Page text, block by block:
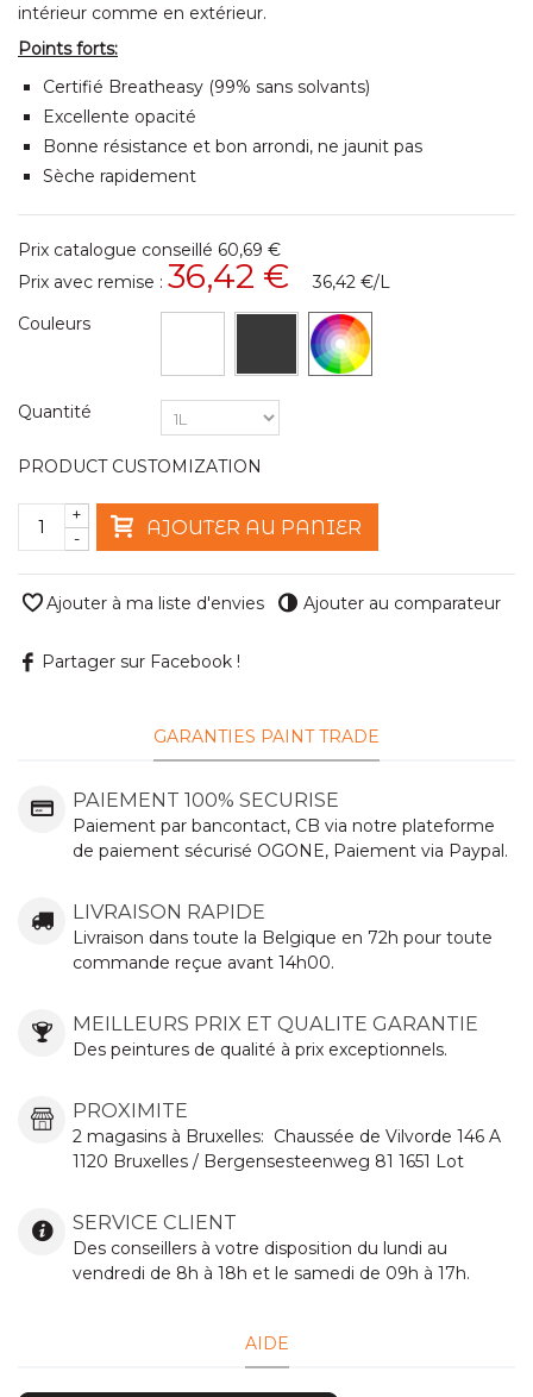
intérieur comme en extérieur.
Points forts:
Certifié Breatheasy (99% sans solvants)
Excellente opacité
Bonne résistance et bon arrondi, ne jaunit pas
Sèche rapidement
Prix catalogue conseillé 60,69 €
Prix avec remise : 36,42 € 36,42 €/L
Couleurs
Quantité
PRODUCT CUSTOMIZATION
-
+ AJOUTER AU PANIER
Ajouter à ma liste d'envies Ajouter au comparateur
Partager sur Facebook !
GARANTIES PAINT TRADE
PAIEMENT 100% SECURISE
Paiement par bancontact, CB via notre plateforme
de paiement sécurisé OGONE, Paiement via Paypal.
LIVRAISON RAPIDE
Livraison dans toute la Belgique en 72h pour toute
commande reçue avant 14h00.
MEILLEURS PRIX ET QUALITE GARANTIE
Des peintures de qualité à prix exceptionnels.
PROXIMITE
2 magasins à Bruxelles: Chaussée de Vilvorde 146 A
1120 Bruxelles / Bergensesteenweg 81 1651 Lot
SERVICE CLIENT
Des conseillers à votre disposition du lundi au
vendredi de 8h à 18h et le samedi de 09h à 17h.
AIDE